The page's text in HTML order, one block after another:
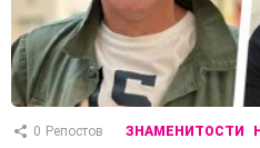
0 Репостов ЗНАМЕНИТОСТИ